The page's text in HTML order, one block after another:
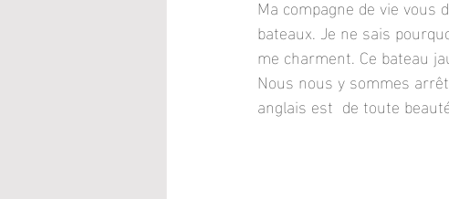
Ma compagne de vie vous
bateaux. Je ne sais
me charment. Ce bateau
Nous nous y sommes
anglais est  de toute